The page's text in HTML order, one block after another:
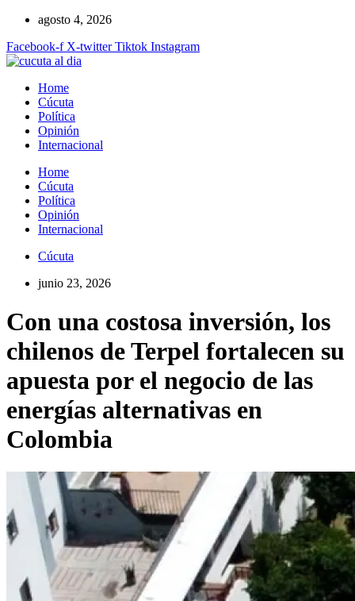
contenido
agosto 4, 2026
Facebook-f X-twitter Tiktok Instagram
Home
Cúcuta
Política
Opinión
Internacional
Home
Cúcuta
Política
Opinión
Internacional
Cúcuta
junio 23, 2026
Con una costosa inversión, los
chilenos de Terpel fortalecen su
apuesta por el negocio de las
energías alternativas en
Colombia